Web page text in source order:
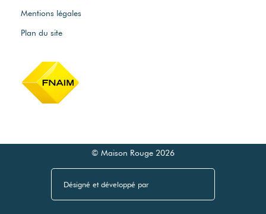
Mentions légales
Plan du site
© Maison Rouge 2026
Désigné et développé par